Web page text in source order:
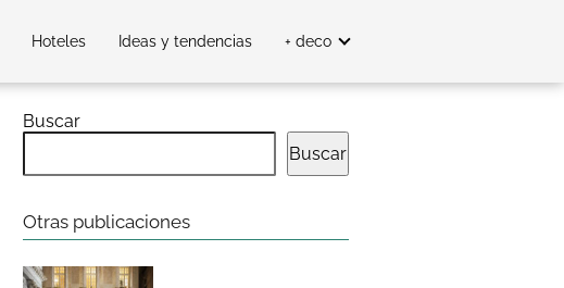
Hoteles Ideas y tendencias + deco
Buscar
Buscar
Otras publicaciones